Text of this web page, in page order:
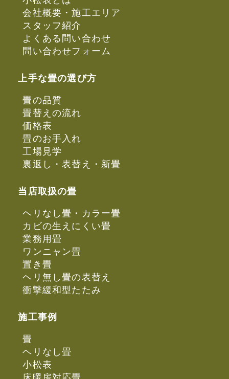
会社概要・施工エリア
スタッフ紹介
よくある問い合わせ
問い合わせフォーム
上手な畳の選び方
畳の品質
畳替えの流れ
価格表
畳のお手入れ
工場見学
裏返し・表替え・新畳
当店取扱の畳
ヘリなし畳・カラー畳
カビの生えにくい畳
業務用畳
ワンニャン畳
置き畳
ヘリ無し畳の表替え
衝撃緩和型たたみ
施工事例
畳
ヘリなし畳
小松表